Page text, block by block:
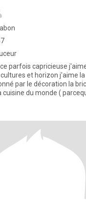
parfois capricieuse
et horizon j'aime
par le décoration la
du monde (